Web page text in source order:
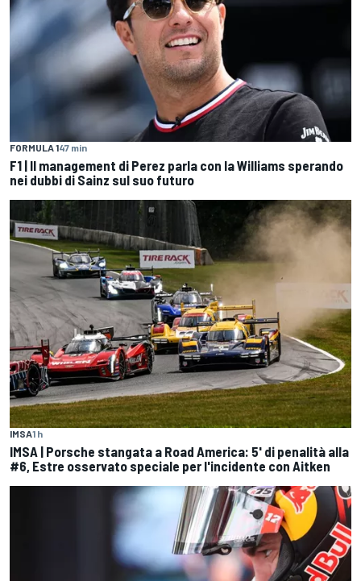
FORMULA 147 min
F1 | Il management di Perez parla con la Williams sperando
nei dubbi di Sainz sul suo futuro
IMSA1 h
IMSA | Porsche stangata a Road America: 5' di penalità alla
#6, Estre osservato speciale per l'incidente con Aitken